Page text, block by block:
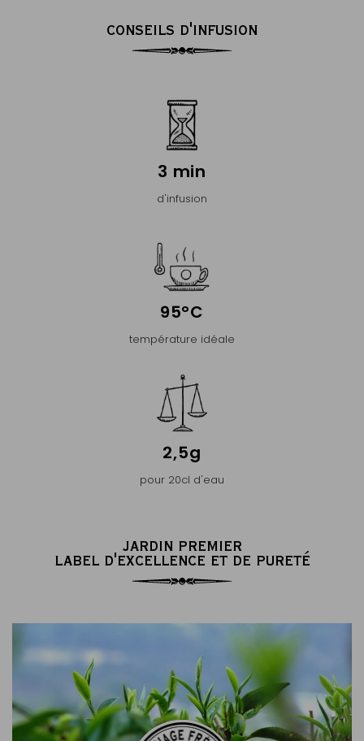
CONSEILS D'INFUSION
3 min
d'infusion
95°C
température idéale
2,5g
pour 20cl d'eau
JARDIN PREMIER
LABEL D'EXCELLENCE ET DE PURETÉ